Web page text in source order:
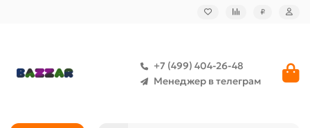
₽
+7 (499) 404-26-48
Менеджер в телеграм